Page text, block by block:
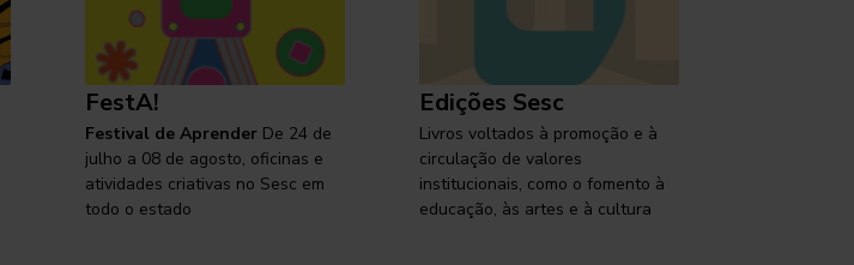
FestA!
Festival de Aprender De 24 de
julho a 08 de agosto, oficinas e
atividades criativas no Sesc em
todo o estado
Edições Sesc
Livros voltados à promoção e à
circulação de valores
institucionais, como o fomento à
educação, às artes e à cultura